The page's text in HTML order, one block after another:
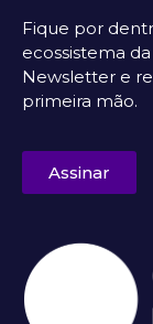
Fique por
ecossistema
Newsletter e
primeira mão.
Assinar